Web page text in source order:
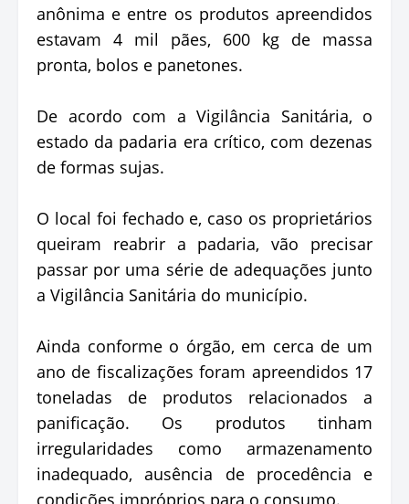
anônima e entre os produtos apreendidos
estavam 4 mil pães, 600 kg de massa
pronta, bolos e panetones.
De acordo com a Vigilância Sanitária, o
estado da padaria era crítico, com dezenas
de formas sujas.
O local foi fechado e, caso os proprietários
queiram reabrir a padaria, vão precisar
passar por uma série de adequações junto
a Vigilância Sanitária do município.
Ainda conforme o órgão, em cerca de um
ano de fiscalizações foram apreendidos 17
toneladas de produtos relacionados a
panificação. Os produtos tinham
irregularidades como armazenamento
inadequado, ausência de procedência e
condições impróprios para o consumo.